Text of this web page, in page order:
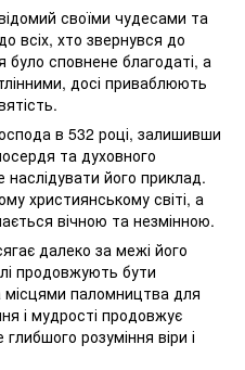
своїми чудесами та
всіх, хто звернувся до
сповнене благодаті, а
досі приваблюють
в 532 році, залишивши
та духовного
наслідувати його приклад.
християнському світі, а
вічною та незмінною.
далеко за межі його
продовжують бути
паломництва для
і мудрості продовжує
розуміння віри і